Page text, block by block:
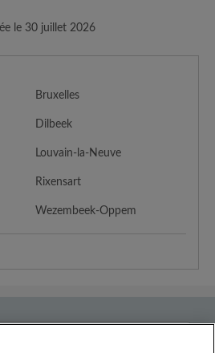
le 30 juillet 2026
Bruxelles
Dilbeek
Louvain-la-Neuve
Rixensart
Wezembeek-Oppem